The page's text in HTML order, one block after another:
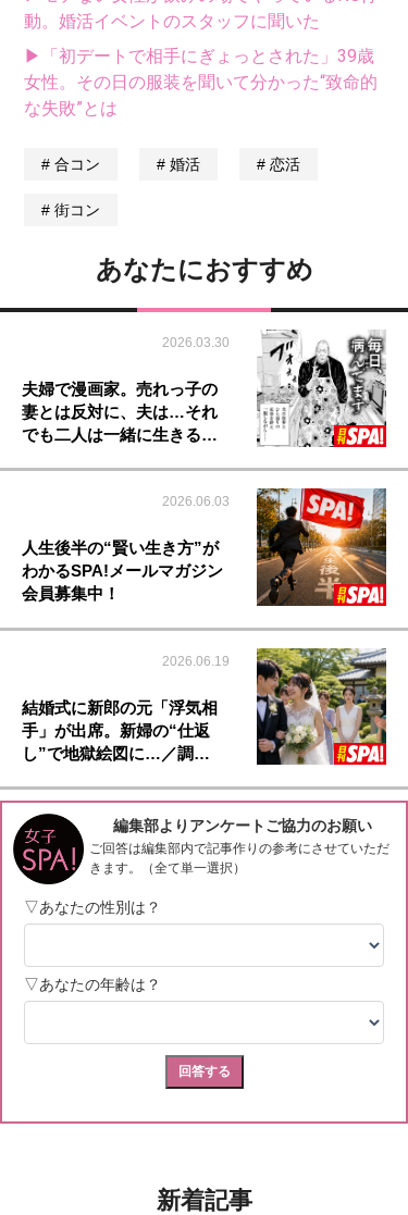
動。婚活イベントのスタッフに聞いた
▶「初デートで相手にぎょっとされた」39歳
女性。その日の服装を聞いて分かった“致命的
な失敗”とは
合コン 婚活 恋活
街コン
あなたにおすすめ
2026.03.30
夫婦で漫画家。売れっ子の
妻とは反対に、夫は…それ
でも二人は一緒に生きる…
2026.06.03
人生後半の“賢い生き方”が
わかるSPA!メールマガジン
会員募集中！
2026.06.19
結婚式に新郎の元「浮気相
手」が出席。新婦の“仕返
し”で地獄絵図に…／調…
新着記事